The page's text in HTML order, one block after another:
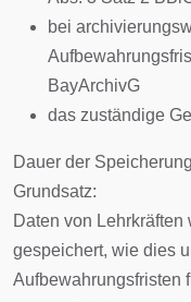
bei
BayArchivG
das zuständige
Dauer der Speicherung
Grundsatz:
Daten von
gespeichert, wie dies
Aufbewahrungsfristen